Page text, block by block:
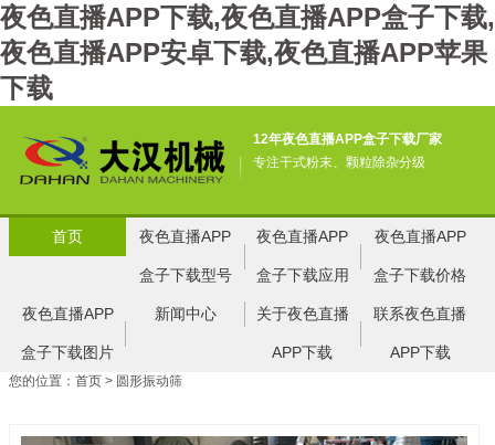
夜色直播APP下载,夜色直播APP盒子下载,
夜色直播APP安卓下载,夜色直播APP苹果
下载
12年夜色直播APP盒子下载厂家
专注干式粉末、颗粒除杂分级
首页 夜色直播APP
盒子下载型号
夜色直播APP
盒子下载应用
夜色直播APP
盒子下载价格
夜色直播APP
盒子下载图片
新闻中心 关于夜色直播
APP下载
联系夜色直播
APP下载
您的位置： 首页 > 圆形振动筛